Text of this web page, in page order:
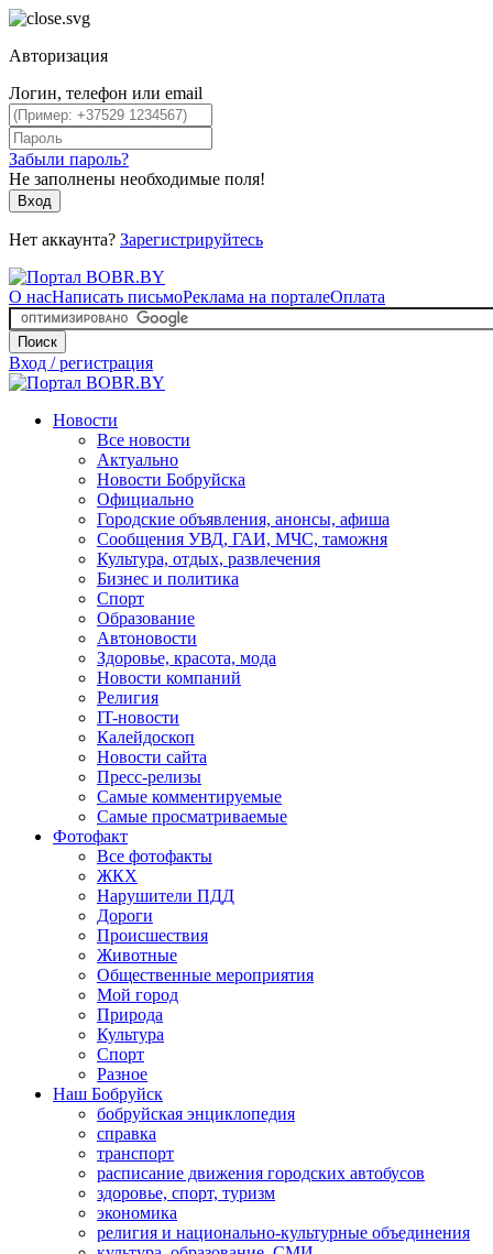
Авторизация
Логин, телефон или email
Забыли пароль?
Не заполнены необходимые поля!
Вход
Нет аккаунта? Зарегистрируйтесь
О насНаписать письмоРеклама на порталеОплата
Поиск
Вход / регистрация
Новости
Все новости
Актуально
Новости Бобруйска
Официально
Городские объявления, анонсы, афиша
Сообщения УВД, ГАИ, МЧС, таможня
Культура, отдых, развлечения
Бизнес и политика
Спорт
Образование
Автоновости
Здоровье, красота, мода
Новости компаний
Религия
IT-новости
Калейдоскоп
Новости сайта
Пресс-релизы
Самые комментируемые
Самые просматриваемые
Фотофакт
Все фотофакты
ЖКХ
Нарушители ПДД
Дороги
Происшествия
Животные
Общественные мероприятия
Мой город
Природа
Культура
Спорт
Разное
Наш Бобруйск
бобруйская энциклопедия
справка
транспорт
расписание движения городских автобусов
здоровье, спорт, туризм
экономика
религия и национально-культурные объединения